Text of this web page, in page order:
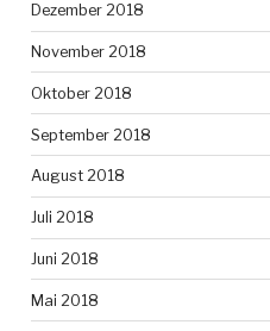
Dezember 2018
November 2018
Oktober 2018
September 2018
August 2018
Juli 2018
Juni 2018
Mai 2018